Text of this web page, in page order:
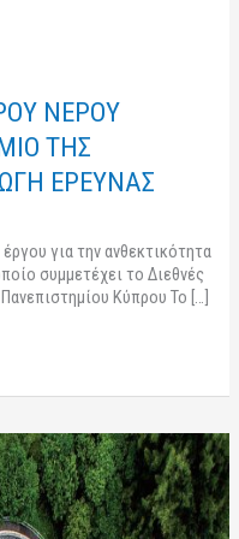
ΝΕΡΟΥ
ΤΗΣ
ΕΡΕΥΝΑΣ
για την ανθεκτικότητα
συμμετέχει το Διεθνές
Κύπρου Το […]